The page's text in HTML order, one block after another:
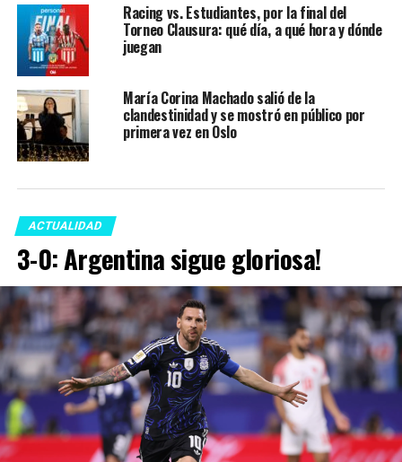
Racing vs. Estudiantes, por la final del
Torneo Clausura: qué día, a qué hora y dónde
juegan
María Corina Machado salió de la
clandestinidad y se mostró en público por
primera vez en Oslo
ACTUALIDAD
3-0: Argentina sigue gloriosa!